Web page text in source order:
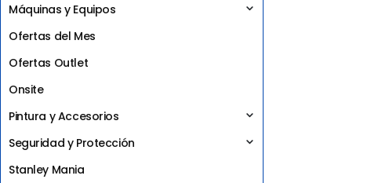
Máquinas y Equipos
Ofertas del Mes
Ofertas Outlet
Onsite
Pintura y Accesorios
Seguridad y Protección
Stanley Mania